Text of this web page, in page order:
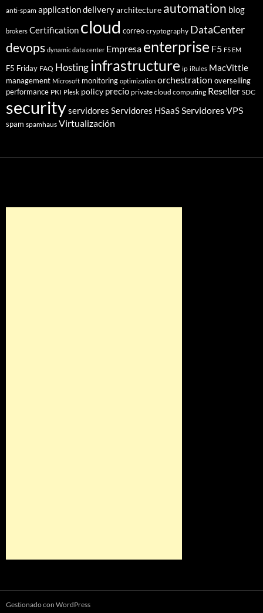
anti-spam application deliveryarchitecture automation blog
brokers Certification cloud correo cryptography DataCenter
devops dynamic data center Empresa enterprise F5 F5 EM
F5 Friday FAQ Hostinginfrastructure ip iRules MacVittie
management Microsoft monitoring optimization orchestration overselling
performance PKI Plesk policy precio private cloud computing Reseller SDC
securityservidores Servidores HSaaSServidores VPS
spam spamhaus Virtualización
Gestionado con WordPress